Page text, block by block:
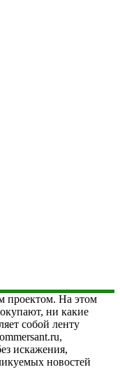
проектом. На этом
ни какие
собой ленту
искажения,
новостей